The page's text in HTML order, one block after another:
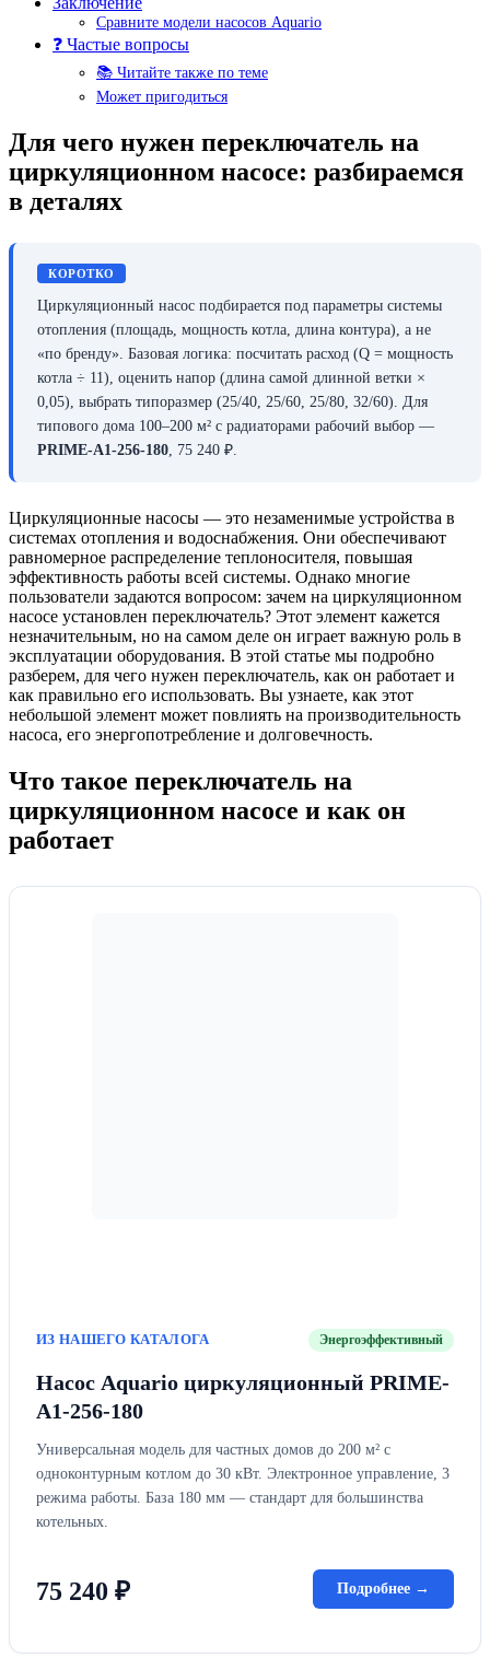
Сравните модели насосов Aquario
❓ Частые вопросы
📚 Читайте также по теме
Может пригодиться
Для чего нужен переключатель на
циркуляционном насосе: разбираемся
в деталях
КОРОТКО
Циркуляционный насос подбирается под параметры системы
отопления (площадь, мощность котла, длина контура), а не
«по бренду». Базовая логика: посчитать расход (Q = мощность
котла ÷ 11), оценить напор (длина самой длинной ветки ×
0,05), выбрать типоразмер (25/40, 25/60, 25/80, 32/60). Для
типового дома 100–200 м² с радиаторами рабочий выбор —
PRIME-A1-256-180, 75 240 ₽.
Циркуляционные насосы — это незаменимые устройства в
системах отопления и водоснабжения. Они обеспечивают
равномерное распределение теплоносителя, повышая
эффективность работы всей системы. Однако многие
пользователи задаются вопросом: зачем на циркуляционном
насосе установлен переключатель? Этот элемент кажется
незначительным, но на самом деле он играет важную роль в
эксплуатации оборудования. В этой статье мы подробно
разберем, для чего нужен переключатель, как он работает и
как правильно его использовать. Вы узнаете, как этот
небольшой элемент может повлиять на производительность
насоса, его энергопотребление и долговечность.
Что такое переключатель на
циркуляционном насосе и как он
работает
ИЗ НАШЕГО КАТАЛОГА Энергоэффективный
Насос Aquario циркуляционный PRIME-
A1-256-180
Универсальная модель для частных домов до 200 м² с
одноконтурным котлом до 30 кВт. Электронное управление, 3
режима работы. База 180 мм — стандарт для большинства
котельных.
75 240 ₽ Подробнее →